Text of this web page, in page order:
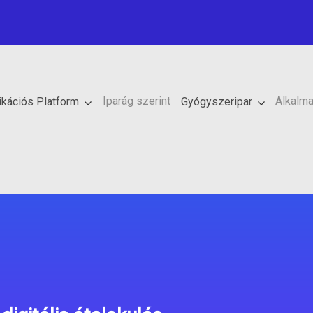
Platform Iparág szerint Gyógyszeripar